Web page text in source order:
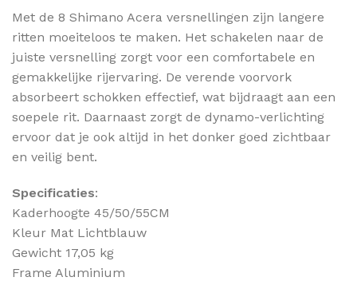
Met de 8 Shimano Acera versnellingen zijn langere
ritten moeiteloos te maken. Het schakelen naar de
juiste versnelling zorgt voor een comfortabele en
gemakkelijke rijervaring. De verende voorvork
absorbeert schokken effectief, wat bijdraagt aan een
soepele rit. Daarnaast zorgt de dynamo-verlichting
ervoor dat je ook altijd in het donker goed zichtbaar
en veilig bent.
Specificaties:
Kaderhoogte 45/50/55CM
Kleur Mat Lichtblauw
Gewicht 17,05 kg
Frame Aluminium